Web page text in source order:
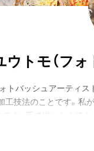
ウトモ（フ
トバッシュアーティス
工技法のことです。
です。手で描かなくて